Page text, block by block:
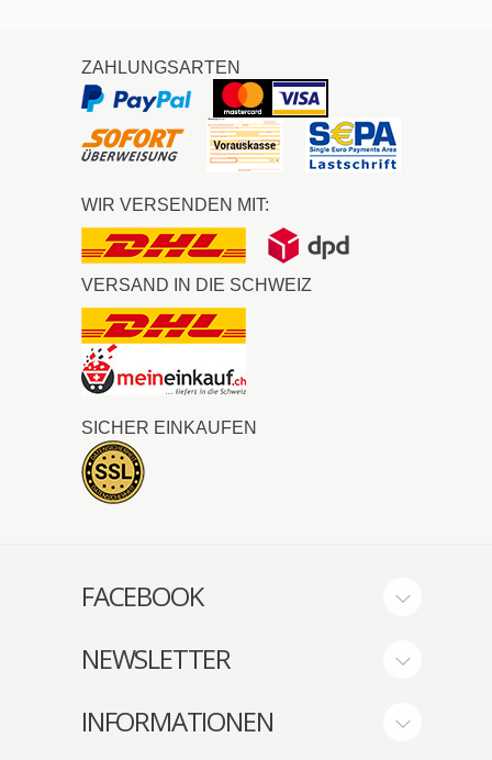
ZAHLUNGSARTEN
WIR VERSENDEN MIT:
VERSAND IN DIE SCHWEIZ
SICHER EINKAUFEN
FACEBOOK
NEWSLETTER
INFORMATIONEN